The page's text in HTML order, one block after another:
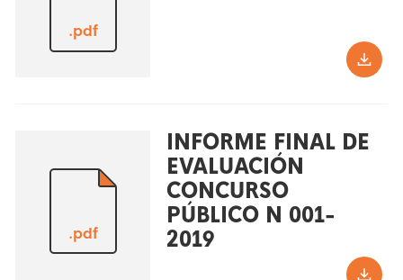
.pdf
.pdf
INFORME FINAL DE
EVALUACIÓN
CONCURSO
PÚBLICO N 001-
2019